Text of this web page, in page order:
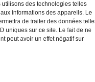
des technologies telles
informations des appareils. Le
de traiter des données
uniques sur ce site. Le fait de ne
peut avoir un effet négatif sur